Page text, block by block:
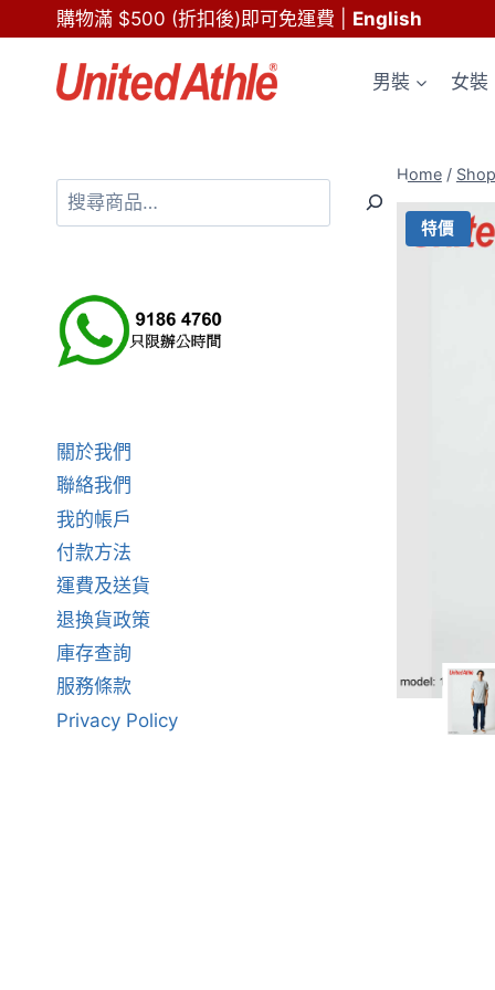
to
content
購物滿 $500 (折扣後)即可免運費 English
男裝 女裝
Home / Shop
特價
搜
尋
關於我們
聯絡我們
我的帳戶
付款方法
運費及送貨
退換貨政策
庫存查詢
服務條款
Privacy Policy